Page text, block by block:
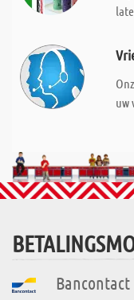
uw
Bancontact